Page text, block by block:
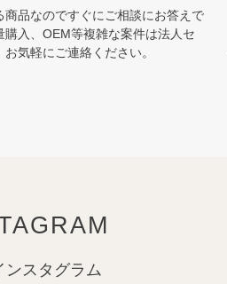
商品なのですぐにご相談にお答えで
購入、OEM等複雑な案件は法人セ
気軽にご連絡ください。
ンスタグラム